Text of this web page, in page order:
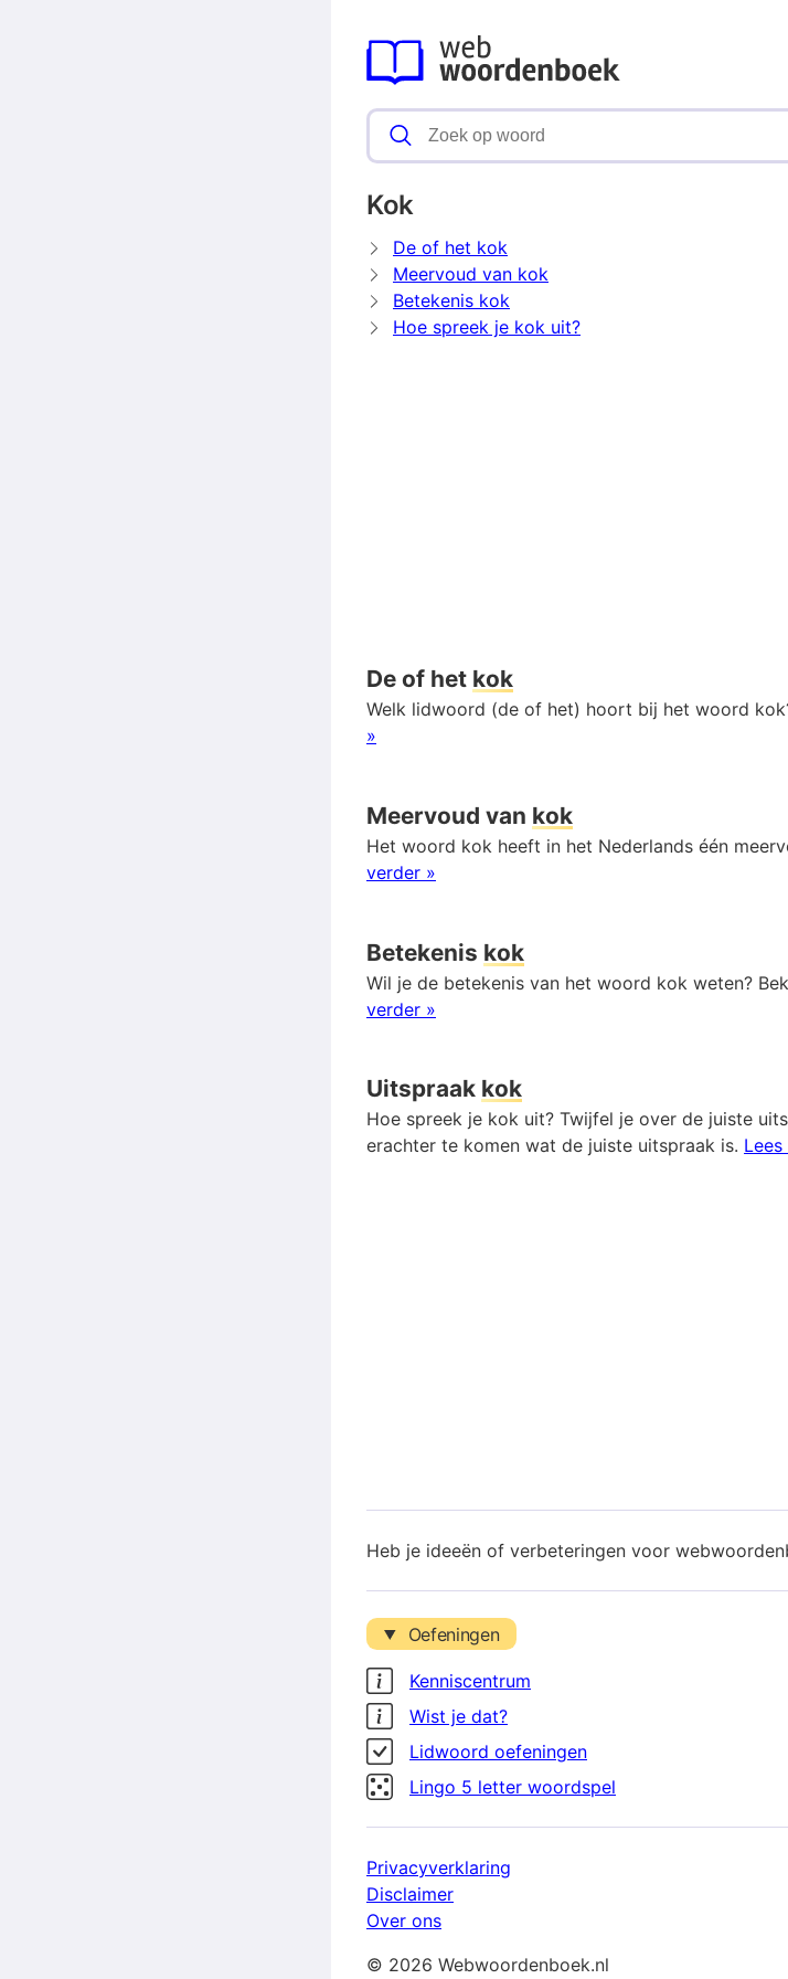
Kok
De of het kok
Meervoud van kok
Betekenis kok
Hoe spreek je kok uit?
De of het kok
Welk lidwoord (de of het) hoort bij het woord
»
Meervoud van kok
Het woord kok heeft in het Nederlands één
verder »
Betekenis kok
Wil je de betekenis van het woord kok weten?
verder »
Uitspraak kok
Hoe spreek je kok uit? Twijfel je over de juiste
erachter te komen wat de juiste uitspraak is.
Heb je ideeën of verbeteringen voor
Oefeningen
Kenniscentrum
Wist je dat?
Lidwoord oefeningen
Lingo 5 letter woordspel
Privacyverklaring
Disclaimer
Over ons
© 2026 Webwoordenboek.nl